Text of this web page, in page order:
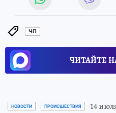
ЧП
ЧИТАЙТЕ
НОВОСТИ ПРОИСШЕСТВИЯ 14